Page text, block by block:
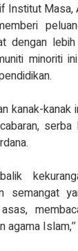
Institut Masa,
dengan
minoriti
kanak-kanak
serba
semangat